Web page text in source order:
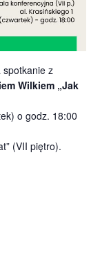
spotkanie z
Wilkiem „Jak
o godz. 18:00
(VII piętro).